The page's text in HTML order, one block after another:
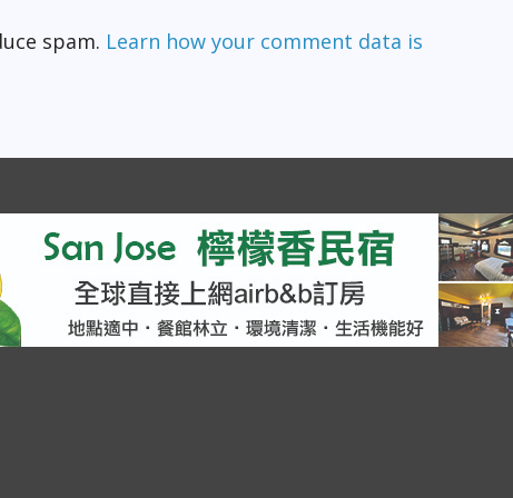
spam. Learn how your comment data is